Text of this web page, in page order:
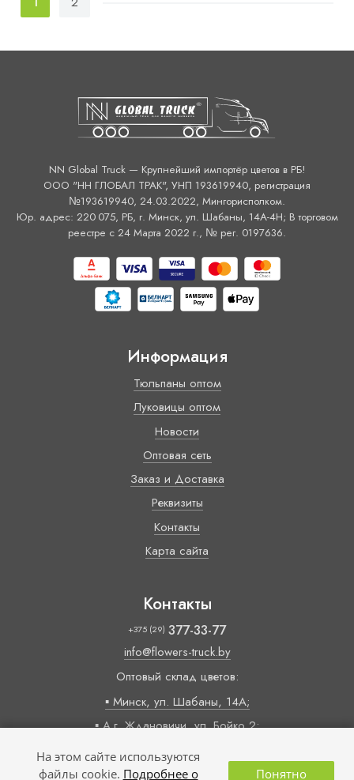
NN Global Truck — Крупнейший импортёр цветов в РБ!
ООО "НН ГЛОБАЛ ТРАК", УНП 193619940, регистрация
№193619940, 24.03.2022, Мингорисполком.
Юр. адрес: 220 075, РБ, г. Минск, ул. Шабаны, 14А-4H; В торговом
реестре с 24 Марта 2022 г., № рег. 0197636.
Информация
Тюльпаны оптом
Луковицы оптом
Новости
Оптовая сеть
Заказ и Доставка
Реквизиты
Контакты
Карта сайта
Контакты
+375 (29) 377-33-77
info@flowers-truck.by
Оптовый склад цветов:
▪ Минск, ул. Шабаны, 14А;
▪ А.г. Ждановичи, ул. Бойко 2;
09:00 — 18:00 (пн-пт)
На этом сайте используются
файлы cookie. Подробнее о Понятно